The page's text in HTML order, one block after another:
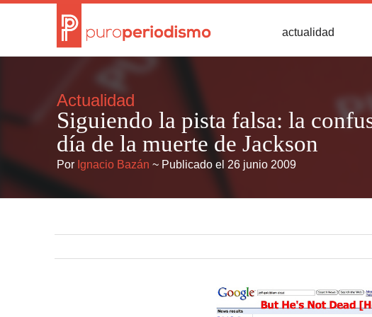
actualidad
Actualidad
Siguiendo la pista falsa: la
día de la muerte de Jackson
Por Ignacio Bazán ~ Publicado el 26 junio 2009